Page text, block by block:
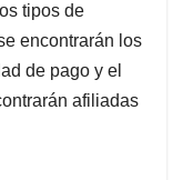
tipos de
encontrarán los
de pago y el
afiliadas